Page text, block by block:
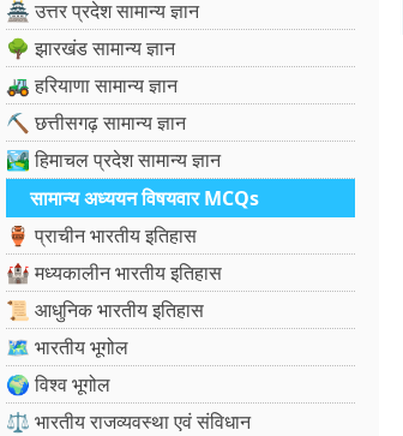
🏯 उत्तर प्रदेश सामान्य ज्ञान
🌳 झारखंड सामान्य ज्ञान
🚜 हरियाणा सामान्य ज्ञान
⛏️ छत्तीसगढ़ सामान्य ज्ञान
🏞️ हिमाचल प्रदेश सामान्य ज्ञान
सामान्य अध्ययन विषयवार MCQs
🏺 प्राचीन भारतीय इतिहास
🏰 मध्यकालीन भारतीय इतिहास
📜 आधुनिक भारतीय इतिहास
🗺️ भारतीय भूगोल
🌍 विश्व भूगोल
⚖️ भारतीय राजव्यवस्था एवं संविधान